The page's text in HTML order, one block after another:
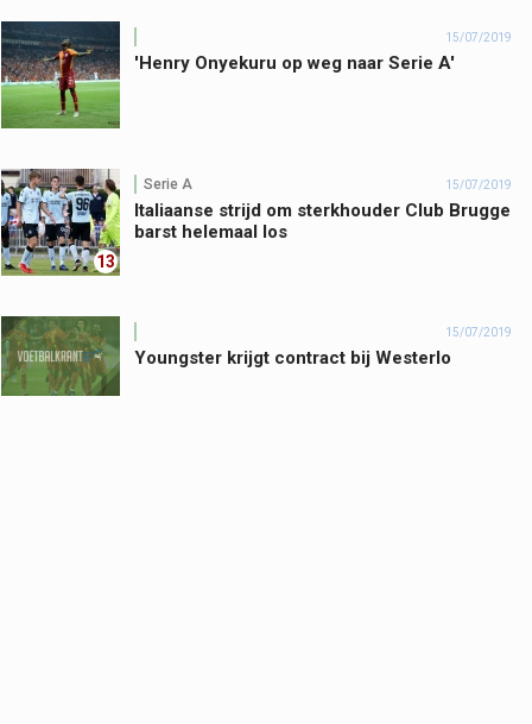
15/07/2019
'Henry Onyekuru op weg naar Serie A'
13
Serie A 15/07/2019
Italiaanse strijd om sterkhouder Club Brugge
barst helemaal los
15/07/2019
Youngster krijgt contract bij Westerlo